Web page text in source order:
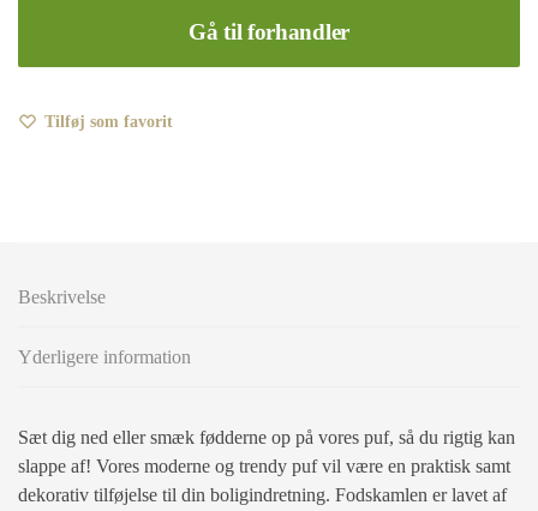
Gå til forhandler
Tilføj som favorit
Beskrivelse
Yderligere information
Sæt dig ned eller smæk fødderne op på vores puf, så du rigtig kan
slappe af! Vores moderne og trendy puf vil være en praktisk samt
dekorativ tilføjelse til din boligindretning. Fodskamlen er lavet af